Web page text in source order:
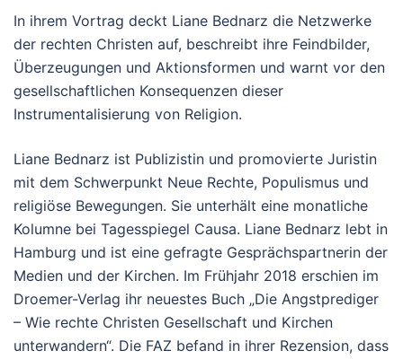
In ihrem Vortrag deckt Liane Bednarz die Netzwerke
der rechten Christen auf, beschreibt ihre Feindbilder,
Überzeugungen und Aktionsformen und warnt vor den
gesellschaftlichen Konsequenzen dieser
Instrumentalisierung von Religion.
Liane Bednarz ist Publizistin und promovierte Juristin
mit dem Schwerpunkt Neue Rechte, Populismus und
religiöse Bewegungen. Sie unterhält eine monatliche
Kolumne bei Tagesspiegel Causa. Liane Bednarz lebt in
Hamburg und ist eine gefragte Gesprächspartnerin der
Medien und der Kirchen. Im Frühjahr 2018 erschien im
Droemer-Verlag ihr neuestes Buch „Die Angstprediger
– Wie rechte Christen Gesellschaft und Kirchen
unterwandern“. Die FAZ befand in ihrer Rezension, dass